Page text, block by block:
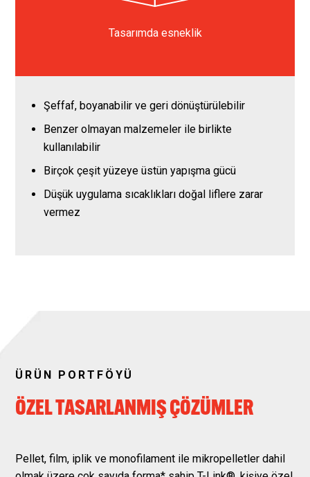
Tasarımda esneklik
Şeffaf, boyanabilir ve geri dönüştürülebilir
Benzer olmayan malzemeler ile birlikte
kullanılabilir
Birçok çeşit yüzeye üstün yapışma gücü
Düşük uygulama sıcaklıkları doğal liflere zarar
vermez
ÜRÜN PORTFÖYÜ
ÖZEL TASARLANMIŞ ÇÖZÜMLER
Pellet, film, iplik ve monofilament ile mikropelletler dahil